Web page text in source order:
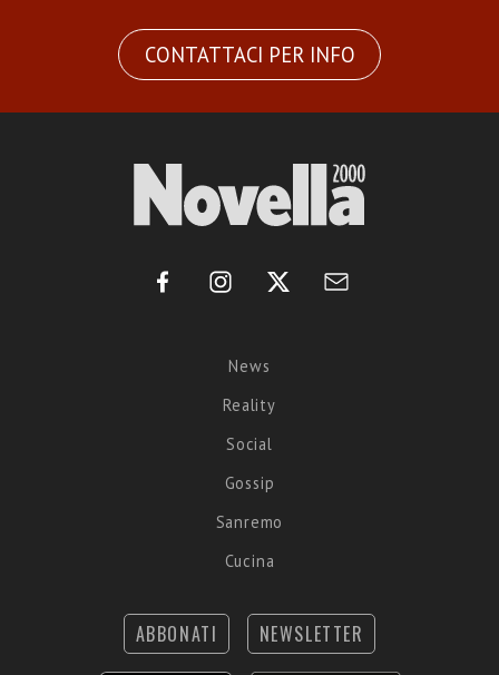
CONTATTACI PER INFO
News
Reality
Social
Gossip
Sanremo
Cucina
ABBONATI NEWSLETTER